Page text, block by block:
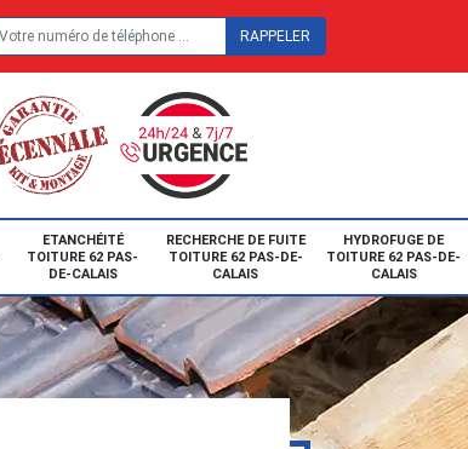
ETANCHÉITÉ
TOITURE 62 PAS-
DE-CALAIS
RECHERCHE DE FUITE
TOITURE 62 PAS-DE-
CALAIS
HYDROFUGE DE
TOITURE 62 PAS-DE-
CALAIS